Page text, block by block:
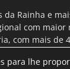
da Rainha e
com maior
com mais de
e assinatura
para lhe